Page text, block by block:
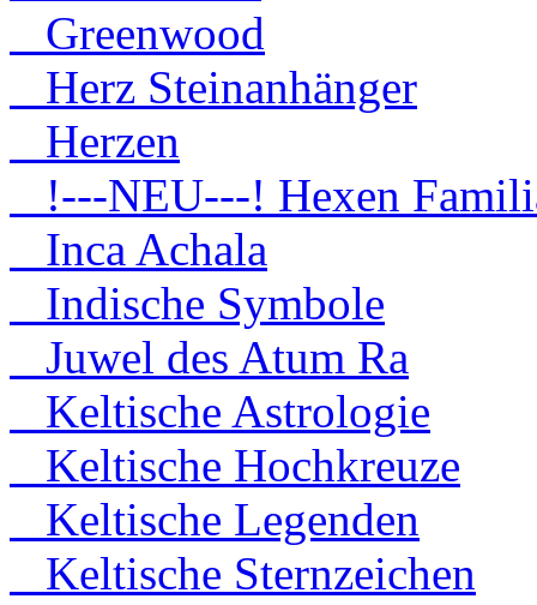
Greenwood
Herz Steinanhänger
Herzen
!---NEU---! Hexen
Inca Achala
Indische Symbole
Juwel des Atum Ra
Keltische Astrologie
Keltische Hochkreuze
Keltische Legenden
Keltische Sternzeichen